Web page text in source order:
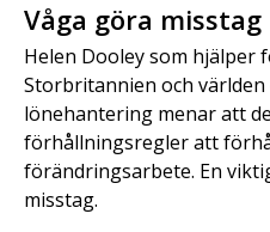
Våga göra misstag
Helen Dooley som hjälper
Storbritannien och
lönehantering menar att
förhållningsregler att
förändringsarbete. En
misstag.